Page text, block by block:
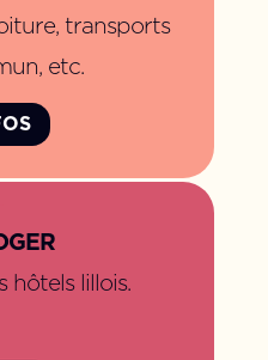
transports
etc.
hôtels lillois.